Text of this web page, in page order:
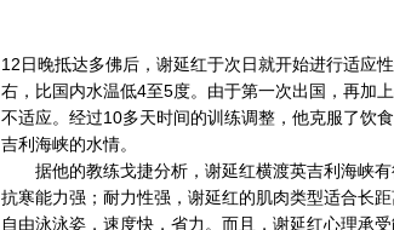
12日晚抵达多佛后，谢延红于次日就开始进行适应
右，比国内水温低4至5度。由于第一次出国，再加
不适应。经过10多天时间的训练调整，他克服了饮
吉利海峡的水情。
据他的教练戈捷分析，谢延红横渡英吉利海峡有
抗寒能力强；耐力性强，谢延红的肌肉类型适合长
自由泳泳姿，速度快，省力。而且，谢延红心理承